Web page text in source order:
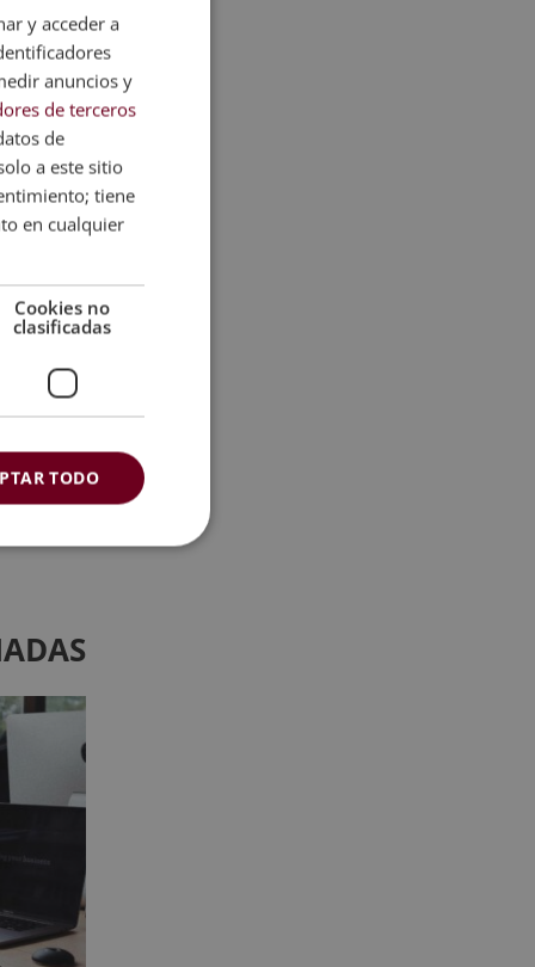
y
permitirá
y acceder a
anuncios y
de terceros
de
a este sitio
tiene
en cualquier
Cookies no
clasificadas
TODO